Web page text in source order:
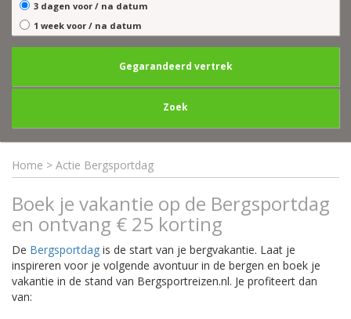
3 dagen voor / na datum
1 week voor / na datum
Gegarandeerd vertrek
Zoek
Home > Actie Bergsportdag
Boek je vakantie op de Bergsportdag
en ontvang € 25 korting
De Bergsportdag is de start van je bergvakantie. Laat je
inspireren voor je volgende avontuur in de bergen en boek je
vakantie in de stand van Bergsportreizen.nl. Je profiteert dan
van: